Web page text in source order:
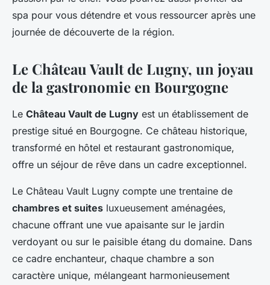
spa pour vous détendre et vous ressourcer après une
journée de découverte de la région.
Le Château Vault de Lugny, un joyau
de la gastronomie en Bourgogne
Le Château Vault de Lugny est un établissement de
prestige situé en Bourgogne. Ce château historique,
transformé en hôtel et restaurant gastronomique,
offre un séjour de rêve dans un cadre exceptionnel.
Le Château Vault Lugny compte une trentaine de
chambres et suites luxueusement aménagées,
chacune offrant une vue apaisante sur le jardin
verdoyant ou sur le paisible étang du domaine. Dans
ce cadre enchanteur, chaque chambre a son
caractère unique, mélangeant harmonieusement